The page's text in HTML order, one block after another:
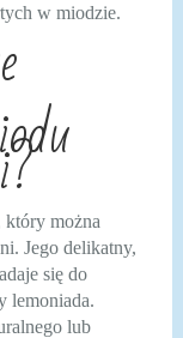
w miodzie.
można
Jego delikatny,
się do
lemoniada.
lub